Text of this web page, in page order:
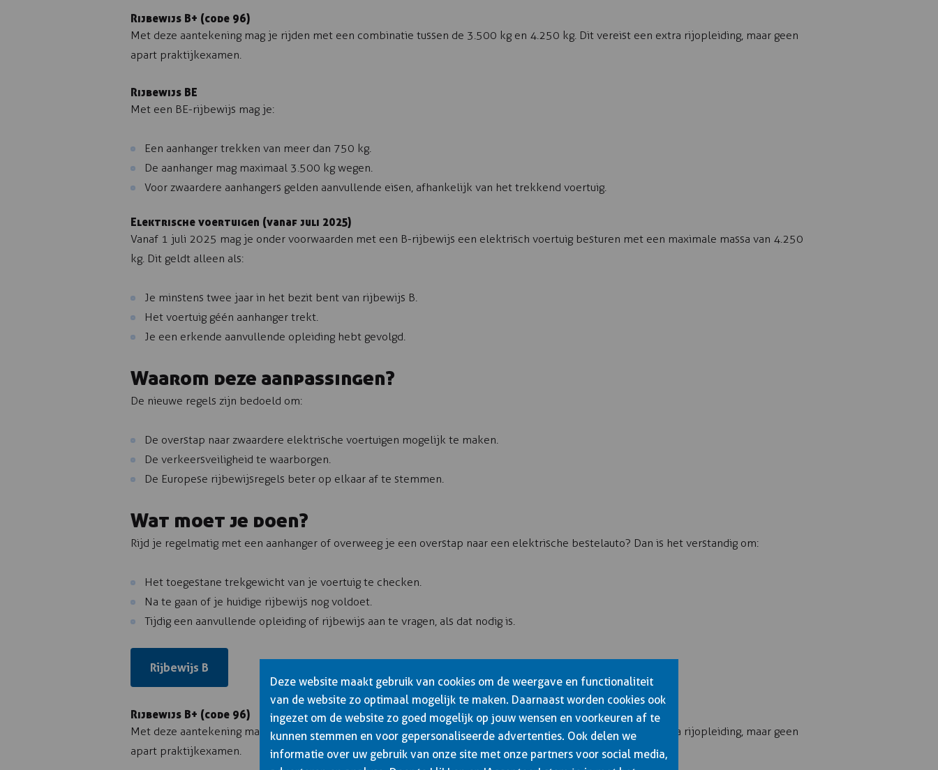
Rijbewijs B+ (code 96)
Met deze aantekening mag je rijden met een combinatie tussen de 3.500 kg en 4.250 kg. Dit vereist een extra rijopleiding, maar geen
apart praktijkexamen.
Rijbewijs BE
Met een BE-rijbewijs mag je:
Een aanhanger trekken van meer dan 750 kg.
De aanhanger mag maximaal 3.500 kg wegen.
Voor zwaardere aanhangers gelden aanvullende eisen, afhankelijk van het trekkend voertuig.
Elektrische voertuigen (vanaf juli 2025)
Vanaf 1 juli 2025 mag je onder voorwaarden met een B-rijbewijs een elektrisch voertuig besturen met een maximale massa van 4.250
kg. Dit geldt alleen als:
Je minstens twee jaar in het bezit bent van rijbewijs B.
Het voertuig géén aanhanger trekt.
Je een erkende aanvullende opleiding hebt gevolgd.
Waarom deze aanpassingen?
De nieuwe regels zijn bedoeld om:
De overstap naar zwaardere elektrische voertuigen mogelijk te maken.
De verkeersveiligheid te waarborgen.
De Europese rijbewijsregels beter op elkaar af te stemmen.
Wat moet je doen?
Rijd je regelmatig met een aanhanger of overweeg je een overstap naar een elektrische bestelauto? Dan is het verstandig om:
Het toegestane trekgewicht van je voertuig te checken.
Na te gaan of je huidige rijbewijs nog voldoet.
Tijdig een aanvullende opleiding of rijbewijs aan te vragen, als dat nodig is.
Rijbewijs B
Rijbewijs B+ (code 96)
Met deze aantekening mag je rijden met een combinatie tussen de 3.500 kg en 4.250 kg. Dit vereist een extra rijopleiding, maar geen
apart praktijkexamen.
Deze website maakt gebruik van cookies om de weergave en functionaliteit
van de website zo optimaal mogelijk te maken. Daarnaast worden cookies ook
ingezet om de website zo goed mogelijk op jouw wensen en voorkeuren af te
kunnen stemmen en voor gepersonaliseerde advertenties. Ook delen we
informatie over uw gebruik van onze site met onze partners voor social media,